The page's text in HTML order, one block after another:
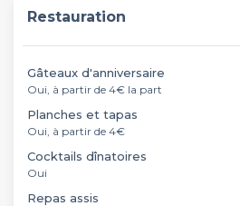
Restauration
Gâteaux d'anniversaire
Oui, à partir de 4€ la part
Planches et tapas
Oui, à partir de 4€
Cocktails dînatoires
Oui
Repas assis